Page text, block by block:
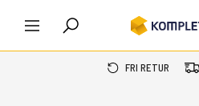
FRI RETUR